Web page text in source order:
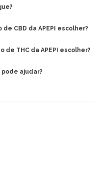
de CBD da APEPI escolher?
de THC da APEPI escolher?
pode ajudar?